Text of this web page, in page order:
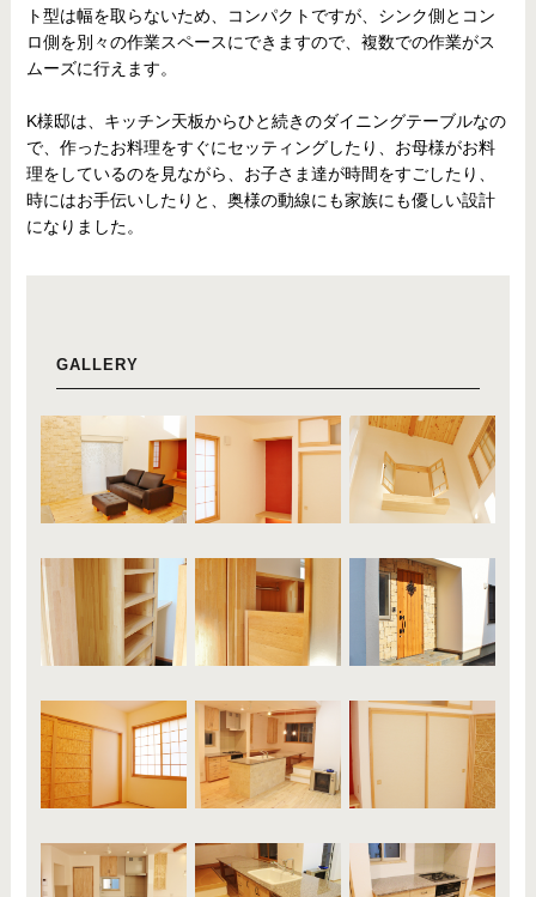
ト型は幅を取らないため、コンパクトですが、シンク側とコン
ロ側を別々の作業スペースにできますので、複数での作業がス
ムーズに行えます。
K様邸は、キッチン天板からひと続きのダイニングテーブルなの
で、作ったお料理をすぐにセッティングしたり、お母様がお料
理をしているのを見ながら、お子さま達が時間をすごしたり、
時にはお手伝いしたりと、奥様の動線にも家族にも優しい設計
になりました。
GALLERY